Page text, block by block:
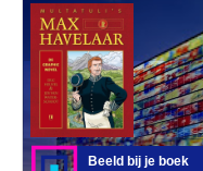
Beeld bij je boek